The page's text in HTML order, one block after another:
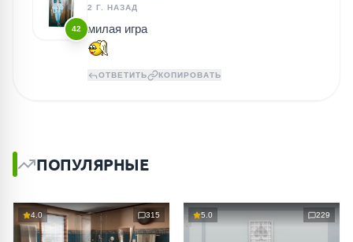
42
2 Г. НАЗАД
милая игра
ОТВЕТИТЬ КОПИРОВАТЬ
ПОПУЛЯРНЫЕ
4.0 315 5.0 229